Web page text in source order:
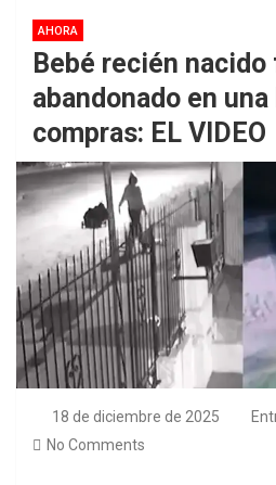
AHORA
Bebé recién nacido
abandonado en
compras: EL VIDEO
18 de diciembre de 2025
No Comments